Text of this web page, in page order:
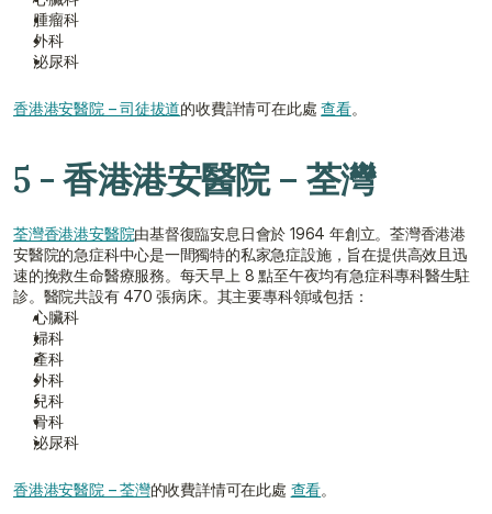
腫瘤科
外科
泌尿科
香港港安醫院 – 司徒拔道的收費詳情可在此處 查看。
5 - 香港港安醫院 – 荃灣
荃灣香港港安醫院由基督復臨安息日會於 1964 年創立。荃灣香港港
安醫院的急症科中心是一間獨特的私家急症設施，旨在提供高效且迅
速的挽救生命醫療服務。每天早上 8 點至午夜均有急症科專科醫生駐
診。醫院共設有 470 張病床。其主要專科領域包括：
心臟科
婦科
產科
外科
兒科
骨科
泌尿科
香港港安醫院 – 荃灣的收費詳情可在此處 查看。